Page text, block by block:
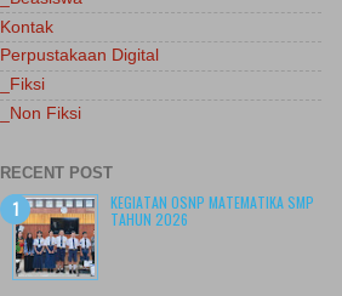
Kontak
Perpustakaan Digital
_Fiksi
_Non Fiksi
RECENT POST
KEGIATAN OSNP MATEMATIKA SMP
TAHUN 2026